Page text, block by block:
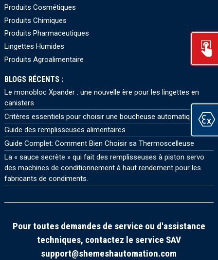
Produits Cosmétiques
Produits Chimiques
Produits Pharmaceutiques
Lingettes Humides
Produits Agroalimentaire
BLOGS RÉCENTS :
Le monobloc Xpander : une nouvelle ère pour les lingettes en
canisters
Critères essentiels pour choisir une boucheuse automatique
Guide des remplisseuses alimentaires
Guide Complet: Comment Bien Choisir sa Thermoscelleuse
La « sauce secrète » qui fait des remplisseuses à piston servo
des machines de conditionnement à haut rendement pour les
fabricants de condiments.
Pour toutes demandes de service ou d'assistance
techniques, contactez le service SAV
support@shemeshautomation.com